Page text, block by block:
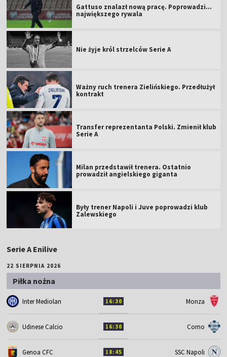
Gattuso znalazł nową pracę. Poprowadzi...
największego rywala
Nie żyje król strzelców Serie A
Ważny ruch trenera Zielińskiego. Przedłużył
kontrakt
Transfer reprezentanta Polski. Zmienił klub
Serie A
Milan przedstawił trenera. Ostatnio
prowadził angielskiego giganta
Były trener Napoli i Juve poprowadzi klub
Zalewskiego
Serie A Enilive
22 SIERPNIA 2026
Piłka nożna
Inter Mediolan 16:30 Monza
Udinese Calcio 16:30 Como
Genoa CFC 18:45 SSC Napoli